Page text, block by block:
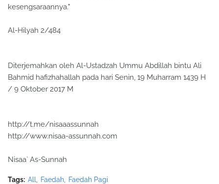
kesengsaraannya."
Al-Hilyah 2/484
Diterjemahkan oleh Al-Ustadzah Ummu Abdillah bintu Ali
Bahmid hafizhahallah pada hari Senin, 19 Muharram 1439 H
/ 9 Oktober 2017 M
http://t.me/nisaaassunnah
http://www.nisaa-assunnah.com
Nisaa` As-Sunnah
Tags: All Faedah Faedah Pagi